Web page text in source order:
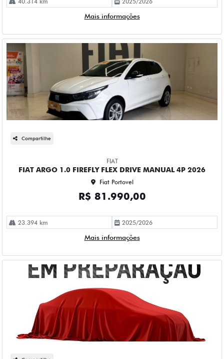
Mais informações
Compartilhe
FIAT
FIAT ARGO 1.0 FIREFLY FLEX DRIVE MANUAL 4P 2026
Fiat Portovel
R$ 81.990,00
23.394 km 2025/2026
Mais informações